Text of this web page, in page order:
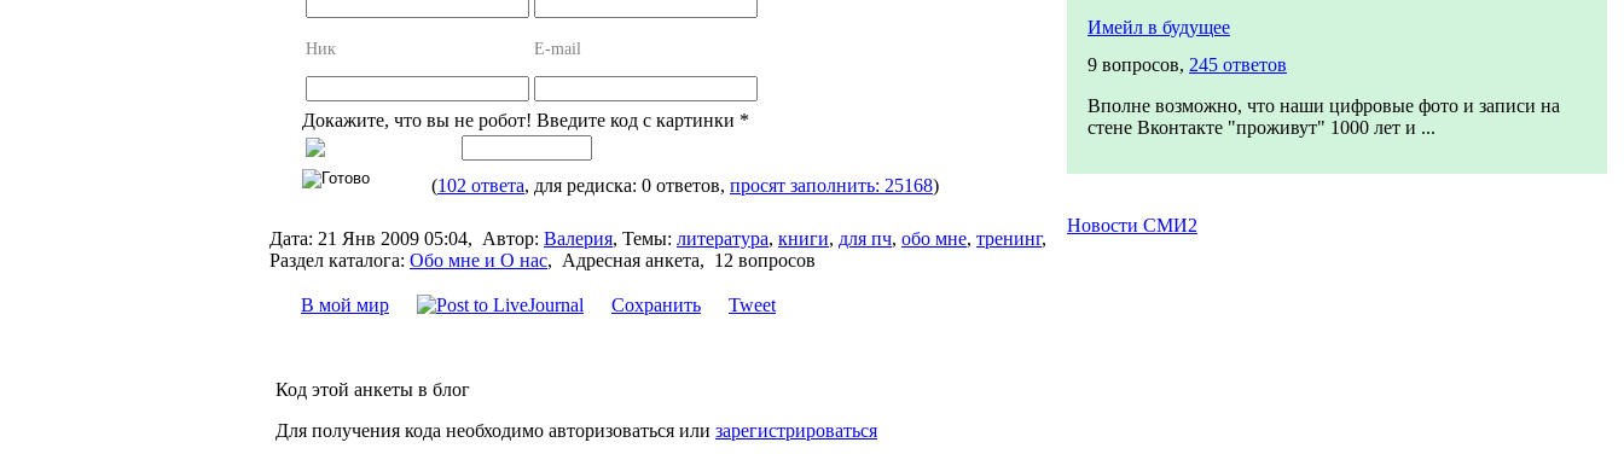
Ник E-mail
Докажите, что вы не робот! Введите код с картинки *
(102 ответа, для редиска: 0 ответов, просят заполнить: 25168)
Дата: 21 Янв 2009 05:04, Автор: Валерия, Темы: литература, книги, для пч, обо мне, тренинг,
Раздел каталога: Обо мне и О нас, Адресная анкета, 12 вопросов
В мой мир Сохранить Tweet
Код этой анкеты в блог
Для получения кода необходимо авторизоваться или зарегистрироваться
Имейл в будущее
9 вопросов, 245 ответов
Вполне возможно, что наши цифровые фото и записи на
стене Вконтакте "проживут" 1000 лет и ...
Новости СМИ2